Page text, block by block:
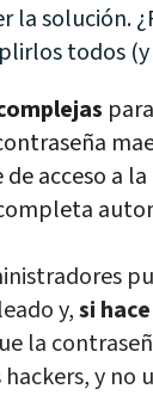
la solución.
todos (y
acceso a
y,si
la
y no